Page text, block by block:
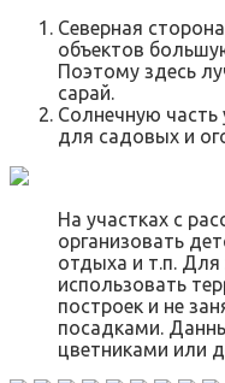
Северная
объектов
Поэтому здесь
сарай.
Солнечную часть
для садовых и
На участках с
организовать
отдыха и т.п.
использовать
построек и не
посадками.
цветниками или